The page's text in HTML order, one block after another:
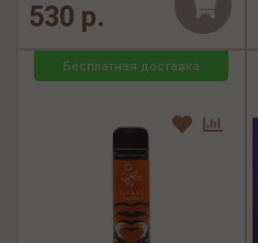
530 р.
Бесплатная доставка